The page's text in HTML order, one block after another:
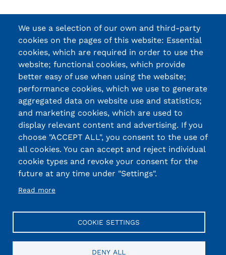
We use a selection of our own and third-party
cookies on the pages of this website: Essential
cookies, which are required in order to use the
website; functional cookies, which provide
better easy of use when using the website;
performance cookies, which we use to generate
aggregated data on website use and statistics;
and marketing cookies, which are used to
display relevant content and advertising. If you
choose "ACCEPT ALL", you consent to the use of
all cookies. You can accept and reject individual
cookie types and revoke your consent for the
future at any time under "Settings".
Read more
COOKIE SETTINGS
DENY ALL